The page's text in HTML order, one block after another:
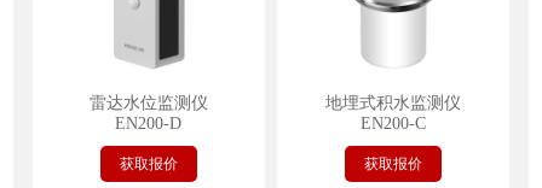
雷达水位监测仪
EN200-D
获取报价
地埋式积水监测仪
EN200-C
获取报价